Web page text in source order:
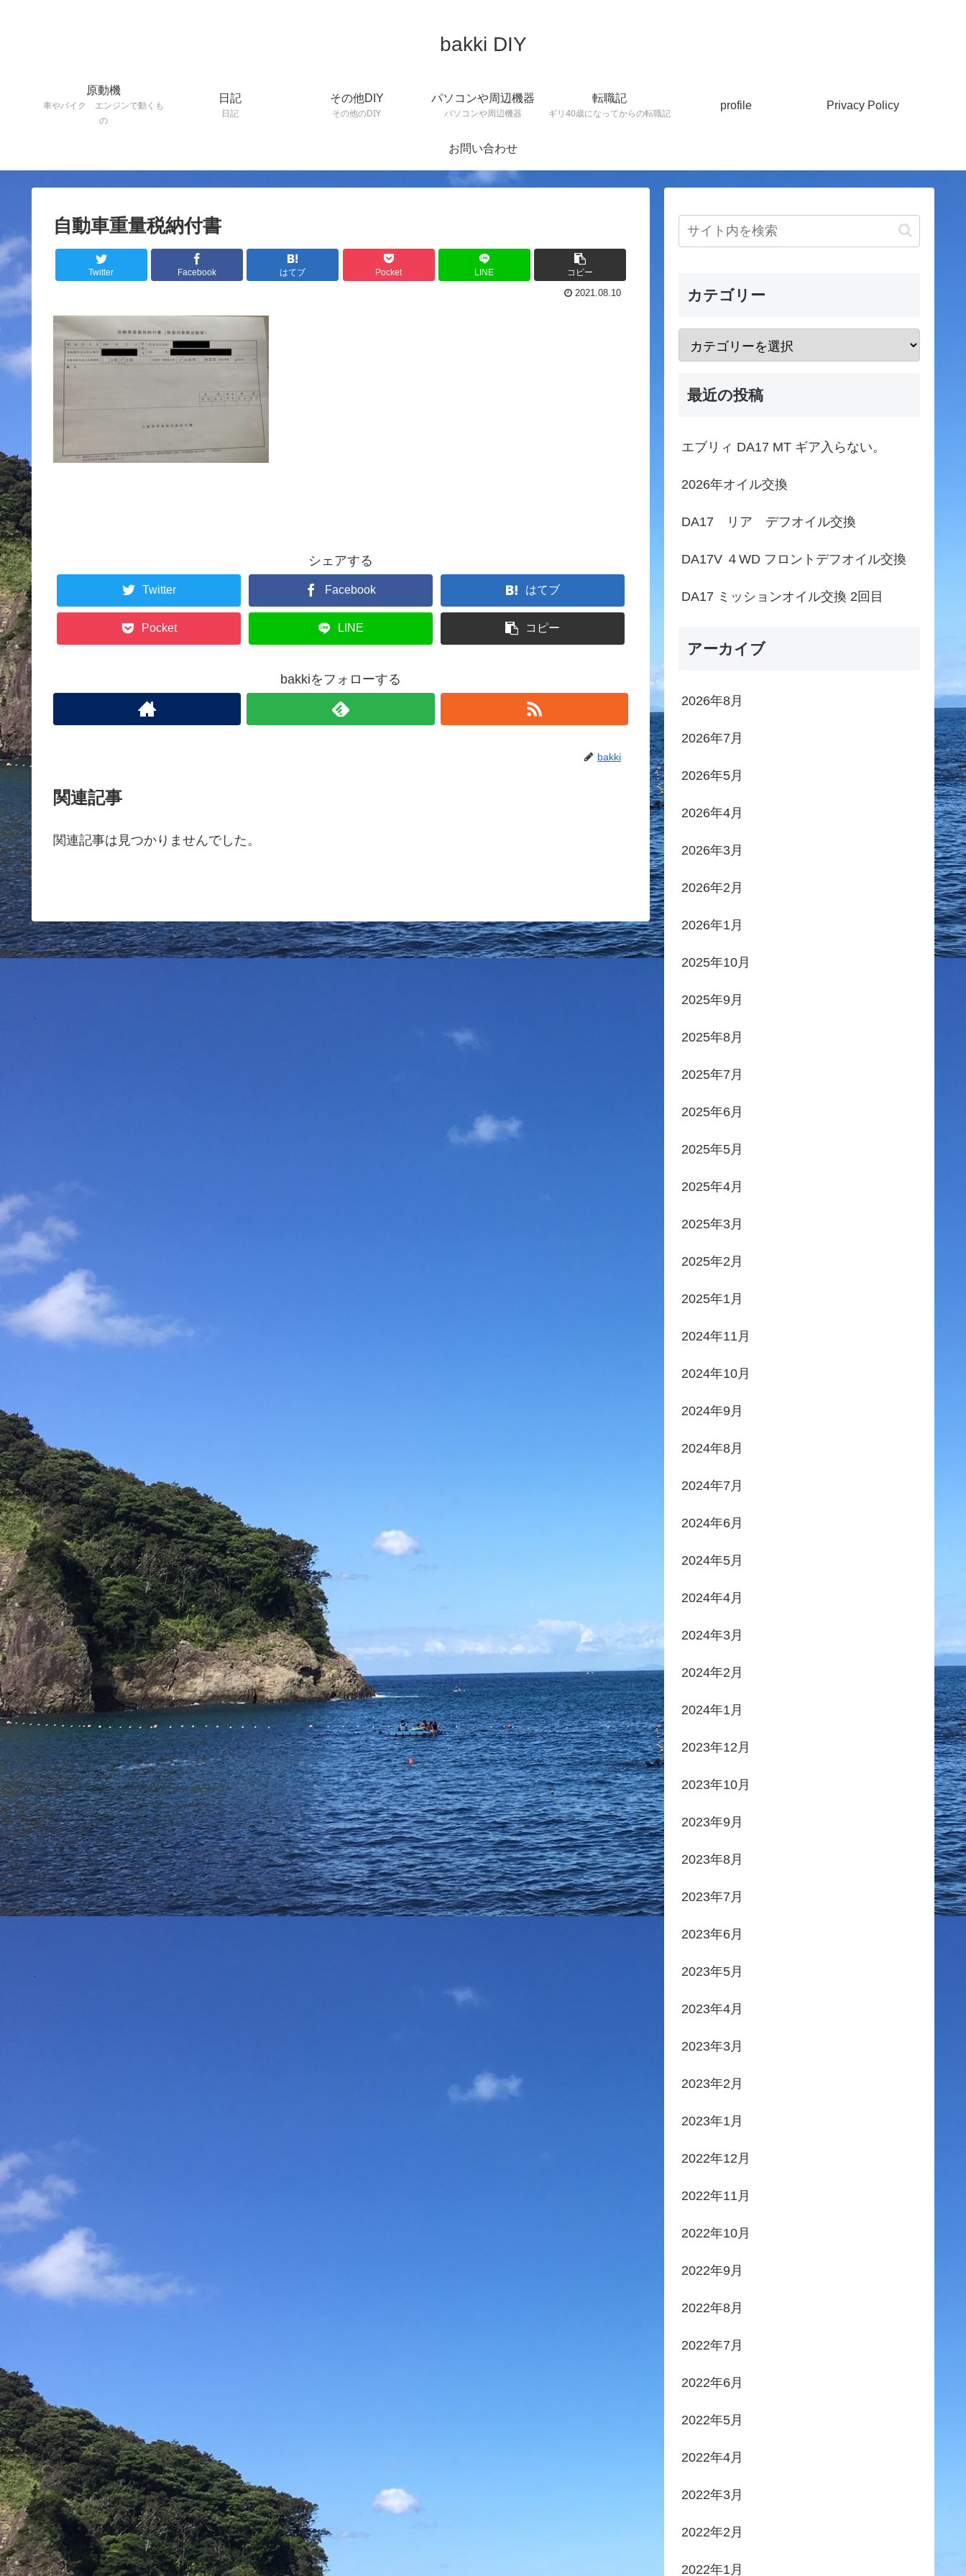
bakki DIY
原動機
車やバイク エンジンで動くも
の
日記
日記
その他DIY
その他のDIY
パソコンや周辺機器
パソコンや周辺機器
転職記
ギリ40歳になってからの転職記
profile Privacy Policy
お問い合わせ
自動車重量税納付書
Twitter Facebook はてブ Pocket LINE コピー
2021.08.10
シェアする
Twitter Facebook はてブ
Pocket LINE コピー
bakkiをフォローする
bakki
関連記事
関連記事は見つかりませんでした。
カテゴリー
最近の投稿
エブリィ DA17 MT ギア入らない。
2026年オイル交換
DA17 リア デフオイル交換
DA17V ４WD フロントデフオイル交換
DA17 ミッションオイル交換 2回目
アーカイブ
2026年8月
2026年7月
2026年5月
2026年4月
2026年3月
2026年2月
2026年1月
2025年10月
2025年9月
2025年8月
2025年7月
2025年6月
2025年5月
2025年4月
2025年3月
2025年2月
2025年1月
2024年11月
2024年10月
2024年9月
2024年8月
2024年7月
2024年6月
2024年5月
2024年4月
2024年3月
2024年2月
2024年1月
2023年12月
2023年10月
2023年9月
2023年8月
2023年7月
2023年6月
2023年5月
2023年4月
2023年3月
2023年2月
2023年1月
2022年12月
2022年11月
2022年10月
2022年9月
2022年8月
2022年7月
2022年6月
2022年5月
2022年4月
2022年3月
2022年2月
2022年1月